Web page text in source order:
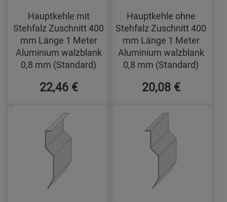
Hauptkehle mit
Stehfalz Zuschnitt 400
mm Länge 1 Meter
Aluminium walzblank
0,8 mm (Standard)
22,46 €
Hauptkehle ohne
Stehfalz Zuschnitt 400
mm Länge 1 Meter
Aluminium walzblank
0,8 mm (Standard)
20,08 €